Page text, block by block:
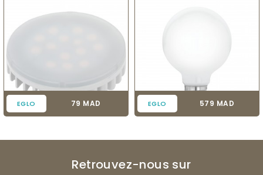
EGLO Prix
79 MAD EGLO Prix
579 MAD
Retrouvez-nous sur